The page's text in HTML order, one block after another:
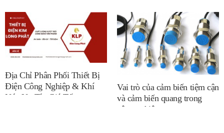
Địa Chỉ Phân Phối Thiết Bị
Điện Công Nghiệp & Khí
Nén Uy Tín Giá Tốt
Vai trò của cảm biến tiệm cận
và cảm biến quang trong
công nghiệp